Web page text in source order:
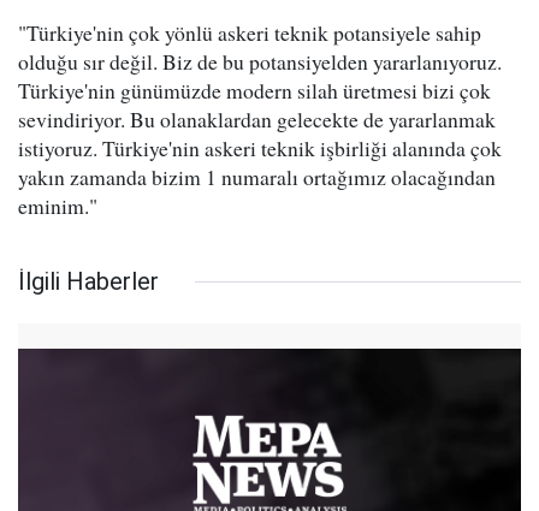
"Türkiye'nin çok yönlü askeri teknik potansiyele sahip
olduğu sır değil. Biz de bu potansiyelden yararlanıyoruz.
Türkiye'nin günümüzde modern silah üretmesi bizi çok
sevindiriyor. Bu olanaklardan gelecekte de yararlanmak
istiyoruz. Türkiye'nin askeri teknik işbirliği alanında çok
yakın zamanda bizim 1 numaralı ortağımız olacağından
eminim."
İlgili Haberler